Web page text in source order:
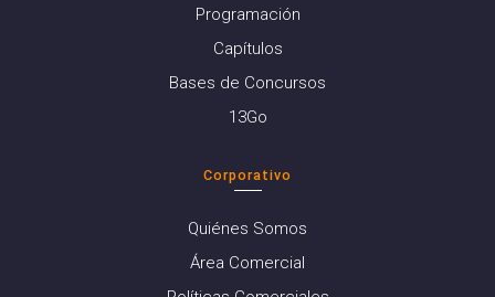
Programación
Capítulos
Bases de Concursos
13Go
Corporativo
Quiénes Somos
Área Comercial